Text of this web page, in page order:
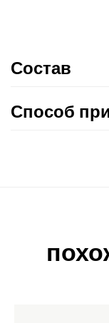
Состав
Способ